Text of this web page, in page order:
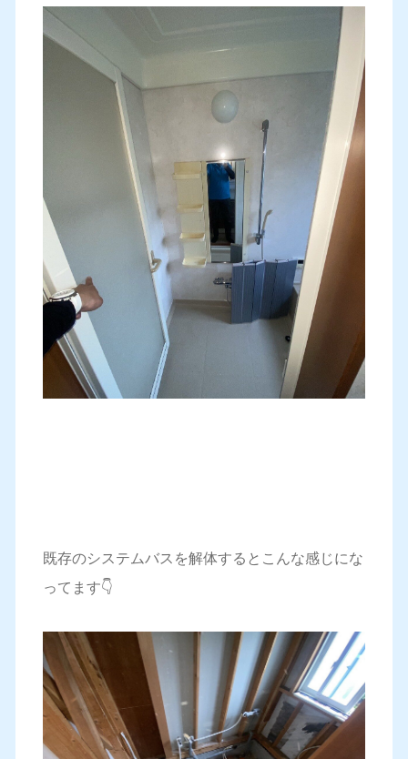
既存のシステムバスを解体するとこんな感じにな
ってます👇